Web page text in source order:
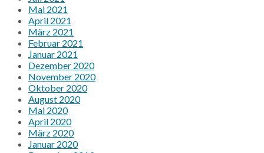
Mai 2021
April 2021
März 2021
Februar 2021
Januar 2021
Dezember 2020
November 2020
Oktober 2020
August 2020
Mai 2020
April 2020
März 2020
Januar 2020